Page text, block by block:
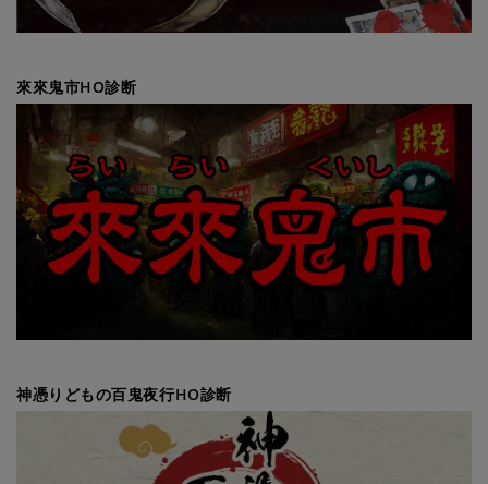
來來鬼市HO診断
神憑りどもの百鬼夜行HO診断